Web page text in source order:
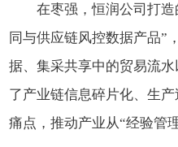
在枣强，恒润公司打造
同与供应链风控数据产品”
据、集采共享中的贸易流
了产业链信息碎片化、生
痛点，推动产业从“经验管